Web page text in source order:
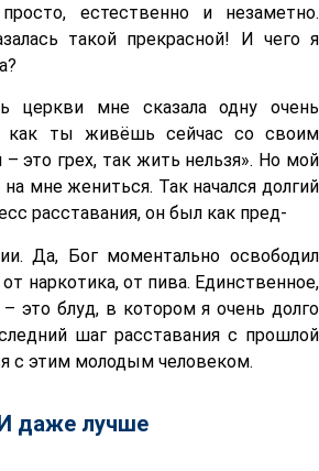
естественно и незаметно.
такой прекрасной! И чего я
церкви мне сказала одну очень
как ты живёшь сейчас со своим
это грех, так жить нельзя». Но мой
мне жениться. Так начался долгий
расставания, он был как пред-
Да, Бог моментально освободил
наркотика, от пива. Единственное,
это блуд, в котором я очень долго
шаг расставания с прошлой
с этим молодым человеком.
даже лучше